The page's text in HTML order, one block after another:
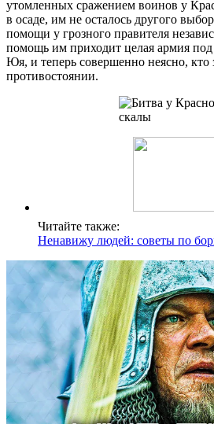
утомленных сражением воинов у
в осаде, им не осталось другого
помощи у грозного правителя
помощь им приходит целая армия
Юя, и теперь совершенно неясно, кто
противостоянии.
Читайте также:
Ненавижу людей: советы по